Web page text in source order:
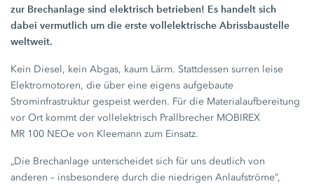
zur Brechanlage sind elektrisch betrieben! Es handelt sich
dabei vermutlich um die erste vollelektrische Abrissbaustelle
weltweit.
Kein Diesel, kein Abgas, kaum Lärm. Stattdessen surren leise
Elektromotoren, die über eine eigens aufgebaute
Strominfrastruktur gespeist werden. Für die Materialaufbereitung
vor Ort kommt der vollelektrisch Prallbrecher MOBIREX
MR 100 NEOe von Kleemann zum Einsatz.
„Die Brechanlage unterscheidet sich für uns deutlich von
anderen – insbesondere durch die niedrigen Anlaufströme“,